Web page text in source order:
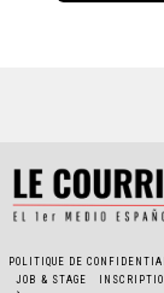
POLITIQUE DE
JOB & STAGE